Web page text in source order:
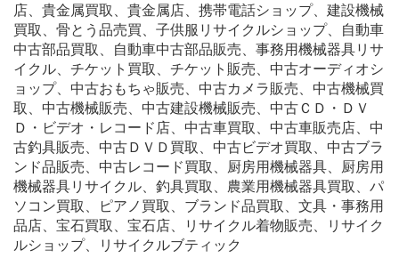
店、貴金属買取、貴金属店、携帯電話ショップ、建設機械
買取、骨とう品売買、子供服リサイクルショップ、自動車
中古部品買取、自動車中古部品販売、事務用機械器具リサ
イクル、チケット買取、チケット販売、中古オーディオシ
ョップ、中古おもちゃ販売、中古カメラ販売、中古機械買
取、中古機械販売、中古建設機械販売、中古ＣＤ・ＤＶ
Ｄ・ビデオ・レコード店、中古車買取、中古車販売店、中
古釣具販売、中古ＤＶＤ買取、中古ビデオ買取、中古ブラ
ンド品販売、中古レコード買取、厨房用機械器具、厨房用
機械器具リサイクル、釣具買取、農業用機械器具買取、パ
ソコン買取、ピアノ買取、ブランド品買取、文具・事務用
品店、宝石買取、宝石店、リサイクル着物販売、リサイク
ルショップ、リサイクルブティック